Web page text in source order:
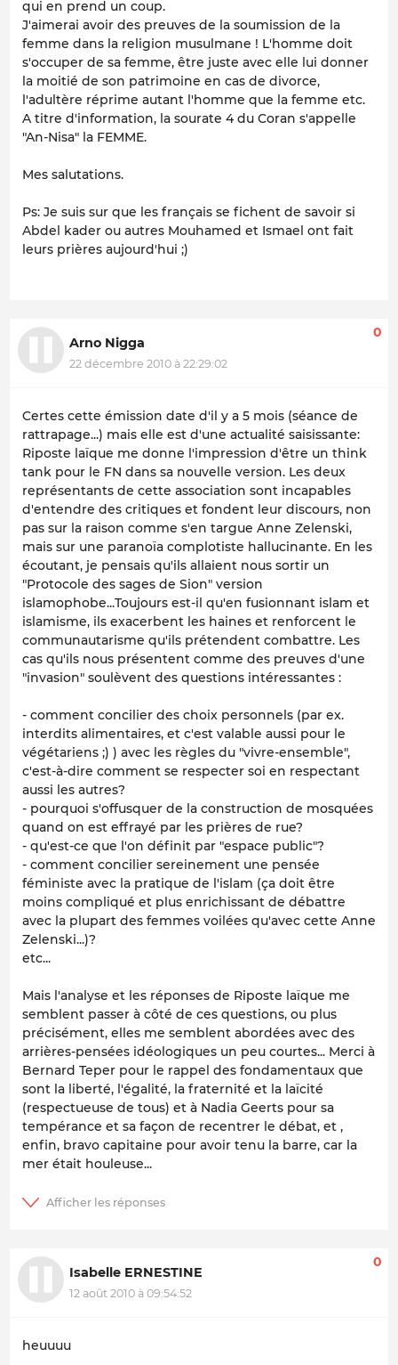
qui en prend un coup.
J'aimerai avoir des preuves de la soumission de la
femme dans la religion musulmane ! L'homme doit
s'occuper de sa femme, être juste avec elle lui donner
la moitié de son patrimoine en cas de divorce,
l'adultère réprime autant l'homme que la femme etc.
A titre d'information, la sourate 4 du Coran s'appelle
"An-Nisa" la FEMME.
Mes salutations.
Ps: Je suis sur que les français se fichent de savoir si
Abdel kader ou autres Mouhamed et Ismael ont fait
leurs prières aujourd'hui ;)
Arno Nigga
22 décembre 2010 à 22:29:02
0
Certes cette émission date d'il y a 5 mois (séance de
rattrapage...) mais elle est d'une actualité saisissante:
Riposte laïque me donne l'impression d'être un think
tank pour le FN dans sa nouvelle version. Les deux
représentants de cette association sont incapables
d'entendre des critiques et fondent leur discours, non
pas sur la raison comme s'en targue Anne Zelenski,
mais sur une paranoïa complotiste hallucinante. En les
écoutant, je pensais qu'ils allaient nous sortir un
"Protocole des sages de Sion" version
islamophobe...Toujours est-il qu'en fusionnant islam et
islamisme, ils exacerbent les haines et renforcent le
communautarisme qu'ils prétendent combattre. Les
cas qu'ils nous présentent comme des preuves d'une
"invasion" soulèvent des questions intéressantes :
- comment concilier des choix personnels (par ex.
interdits alimentaires, et c'est valable aussi pour le
végétariens ;) ) avec les règles du "vivre-ensemble",
c'est-à-dire comment se respecter soi en respectant
aussi les autres?
- pourquoi s'offusquer de la construction de mosquées
quand on est effrayé par les prières de rue?
- qu'est-ce que l'on définit par "espace public"?
- comment concilier sereinement une pensée
féministe avec la pratique de l'islam (ça doit être
moins compliqué et plus enrichissant de débattre
avec la plupart des femmes voilées qu'avec cette Anne
Zelenski...)?
etc...
Mais l'analyse et les réponses de Riposte laïque me
semblent passer à côté de ces questions, ou plus
précisément, elles me semblent abordées avec des
arrières-pensées idéologiques un peu courtes... Merci à
Bernard Teper pour le rappel des fondamentaux que
sont la liberté, l'égalité, la fraternité et la laïcité
(respectueuse de tous) et à Nadia Geerts pour sa
tempérance et sa façon de recentrer le débat, et ,
enfin, bravo capitaine pour avoir tenu la barre, car la
mer était houleuse...
Isabelle ERNESTINE
12 août 2010 à 09:54:52
0
heuuuu